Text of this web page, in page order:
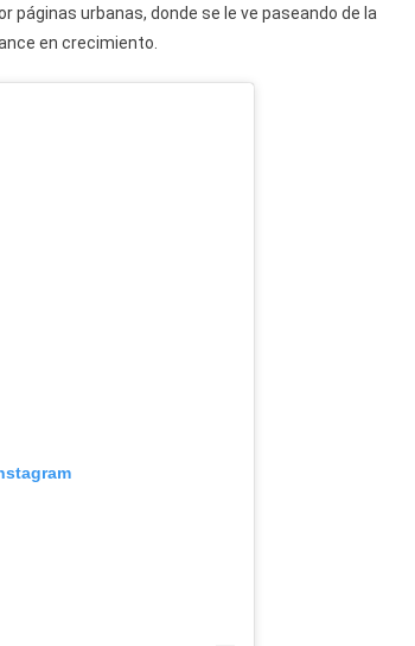
páginas urbanas, donde se le ve paseando de la
en crecimiento.